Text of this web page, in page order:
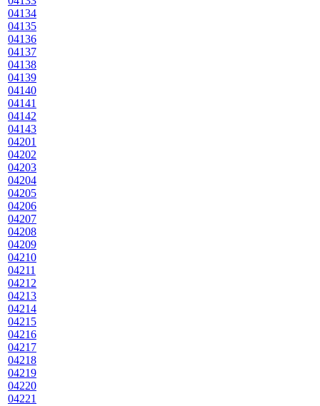
04134
04135
04136
04137
04138
04139
04140
04141
04142
04143
04201
04202
04203
04204
04205
04206
04207
04208
04209
04210
04211
04212
04213
04214
04215
04216
04217
04218
04219
04220
04221